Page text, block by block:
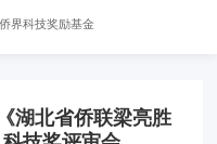
界科技奖励基金
湖北省侨联梁亮胜